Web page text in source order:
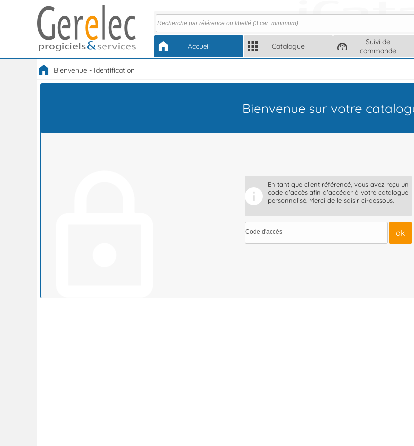
Accueil Catalogue
Suivi de
commande
Bienvenue - Identification
Bienvenue sur votre
En tant que client référencé, vous avez reçu un
code d'accès afin d'accéder à votre catalogue
personnalisé. Merci de le saisir ci-dessous.
Code d'accès ok